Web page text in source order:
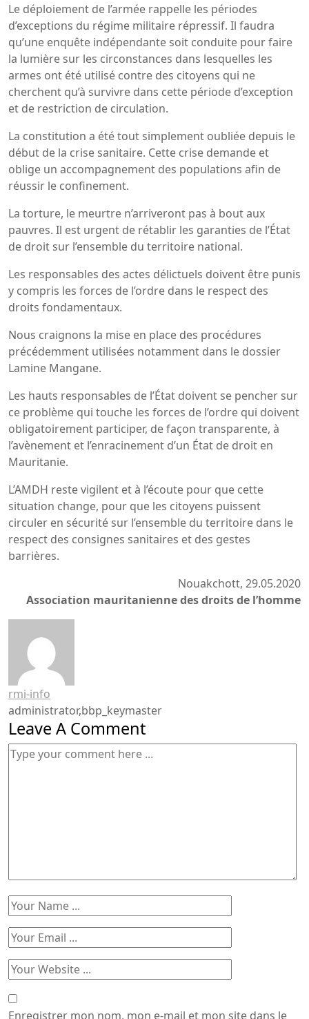
Le déploiement de l’armée rappelle les périodes
d’exceptions du régime militaire répressif. Il faudra
qu’une enquête indépendante soit conduite pour faire
la lumière sur les circonstances dans lesquelles les
armes ont été utilisé contre des citoyens qui ne
cherchent qu’à survivre dans cette période d’exception
et de restriction de circulation.
La constitution a été tout simplement oubliée depuis le
début de la crise sanitaire. Cette crise demande et
oblige un accompagnement des populations afin de
réussir le confinement.
La torture, le meurtre n’arriveront pas à bout aux
pauvres. Il est urgent de rétablir les garanties de l’État
de droit sur l’ensemble du territoire national.
Les responsables des actes délictuels doivent être punis
y compris les forces de l’ordre dans le respect des
droits fondamentaux.
Nous craignons la mise en place des procédures
précédemment utilisées notamment dans le dossier
Lamine Mangane.
Les hauts responsables de l’État doivent se pencher sur
ce problème qui touche les forces de l’ordre qui doivent
obligatoirement participer, de façon transparente, à
l’avènement et l’enracinement d’un État de droit en
Mauritanie.
L’AMDH reste vigilent et à l’écoute pour que cette
situation change, pour que les citoyens puissent
circuler en sécurité sur l’ensemble du territoire dans le
respect des consignes sanitaires et des gestes
barrières.
Nouakchott, 29.05.2020
Association mauritanienne des droits de l’homme
rmi-info
administrator,bbp_keymaster
Leave A Comment
Enregistrer mon nom, mon e-mail et mon site dans le